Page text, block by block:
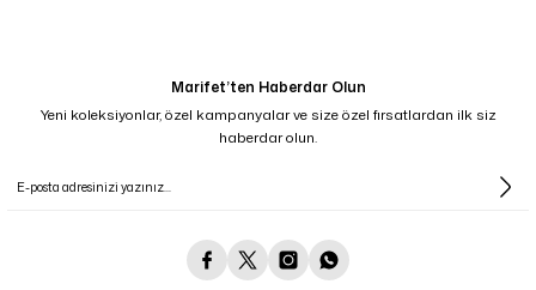
Marifet’ten Haberdar Olun
Yeni koleksiyonlar, özel kampanyalar ve size özel fırsatlardan ilk siz
haberdar olun.